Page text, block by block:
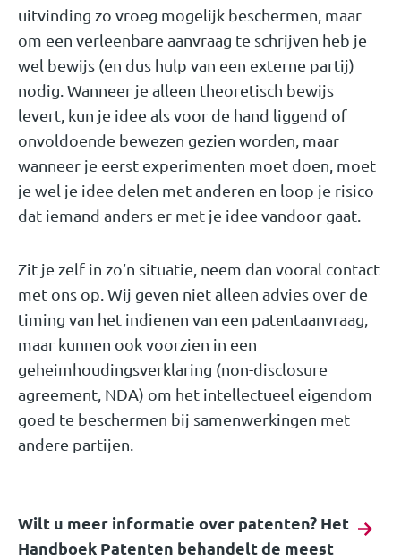
uitvinding zo vroeg mogelijk beschermen, maar
om een verleenbare aanvraag te schrijven heb je
wel bewijs (en dus hulp van een externe partij)
nodig. Wanneer je alleen theoretisch bewijs
levert, kun je idee als voor de hand liggend of
onvoldoende bewezen gezien worden, maar
wanneer je eerst experimenten moet doen, moet
je wel je idee delen met anderen en loop je risico
dat iemand anders er met je idee vandoor gaat.
Zit je zelf in zo’n situatie, neem dan vooral contact
met ons op. Wij geven niet alleen advies over de
timing van het indienen van een patentaanvraag,
maar kunnen ook voorzien in een
geheimhoudingsverklaring (non-disclosure
agreement, NDA) om het intellectueel eigendom
goed te beschermen bij samenwerkingen met
andere partijen.
Wilt u meer informatie over patenten? Het
Handboek Patenten behandelt de meest